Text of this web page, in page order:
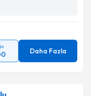
Daha Fazla